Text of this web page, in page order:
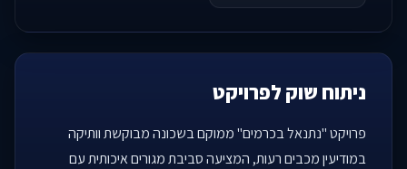
ניתוח שוק לפרויקט
פרויקט "נתנאל בכרמים" ממוקם בשכונה מבוקשת וותיקה
במודיעין מכבים רעות, המציעה סביבת מגורים איכותית עם